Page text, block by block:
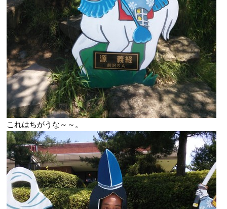
これはちがうな～～。